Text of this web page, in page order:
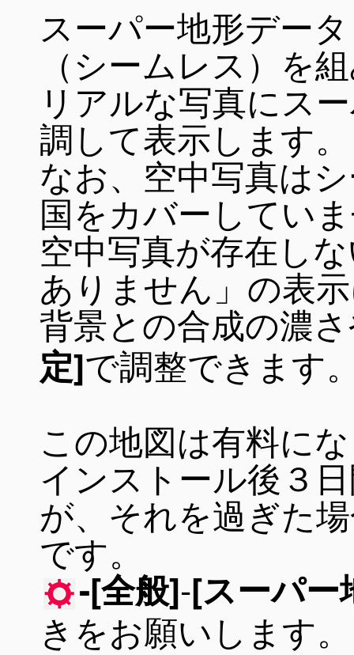
スーパー地形デー
（シームレス）を
リアルな写真にス
調して表示します。
なお、空中写真は
国をカバーしてい
空中写真が存在し
ありません」の表
背景との合成の濃
定]で調整できます
この地図は有料に
インストール後３
が、それを過ぎた
です。
-[全般]-[スーパー
きをお願いします。